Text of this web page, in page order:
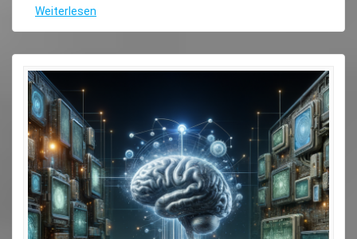
Weiterlesen